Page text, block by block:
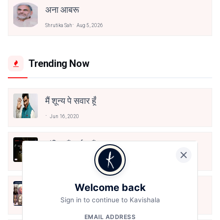
अना आबरू
Shrutika Sah Aug 5, 2026
Trending Now
मैं शून्य पे सवार हूँ
Jun 16, 2020
अंतिम ऊँचाई - कुँवर नारायण | Stay Home
Stay Safe | TVF's Aspirants
10 Greatest Hindi Poets Of India
Jun 16, 2020
Welcome back
Sign in to continue to Kavishala
EMAIL ADDRESS